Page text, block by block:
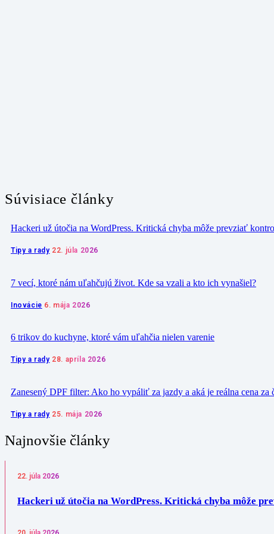
Súvisiace články
Hackeri už útočia na WordPress. Kritická chyba môže prevziať
Tipy a rady 22. júla 2026
7 vecí, ktoré nám uľahčujú život. Kde sa vzali a kto ich vynašiel?
Inovácie 6. mája 2026
6 trikov do kuchyne, ktoré vám uľahčia nielen varenie
Tipy a rady 28. apríla 2026
Zanesený DPF filter: Ako ho vypáliť za jazdy a aká je reálna cena za
Tipy a rady 25. mája 2026
Najnovšie články
22. júla 2026
Hackeri už útočia na WordPress. Kritická chyba môže